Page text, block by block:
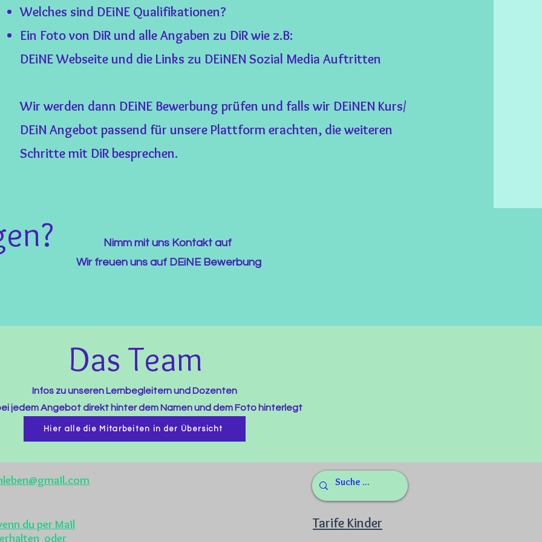
Welches sind DEiNE Qualifikationen?
Ein Foto von DiR und alle Angaben zu DiR wie z.B:
DEiNE Webseite und die Links zu DEiNEN Sozial Media Auftritten
Wir werden dann DEiNE Bewerbung prüfen und falls wir DEiNEN Kurs/
DEiN Angebot passend für unsere Plattform erachten, die weiteren
Schritte mit DiR besprechen.
Nimm mit uns Kontakt auf
Wir freuen uns auf DEiNE Bewerbung
Das Team
Infos zu unseren Lernbegleitern und Dozenten
jedem Angebot direkt hinter dem Namen und dem Foto hinterlegt
Hier alle die Mitarbeiten in der Übersicht
du per Mail
oder
Tarife Kinder